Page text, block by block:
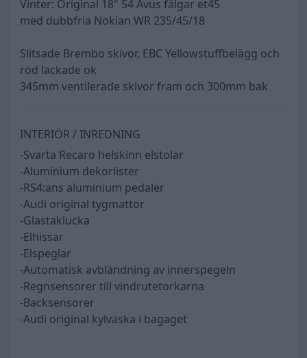
Vinter: Original 18" S4 Avus fälgar et45
med dubbfria Nokian WR 235/45/18
Slitsade Brembo skivor, EBC Yellowstuffbelägg och
röd lackade ok
345mm ventilerade skivor fram och 300mm bak
INTERIÖR / INREDNING
-Svarta Recaro helskinn elstolar
-Aluminium dekorlister
-RS4:ans aluminium pedaler
-Audi original tygmattor
-Glastaklucka
-Elhissar
-Elspeglar
-Automatisk avbländning av innerspegeln
-Regnsensorer till vindrutetorkarna
-Backsensorer
-Audi original kylväska i bagaget